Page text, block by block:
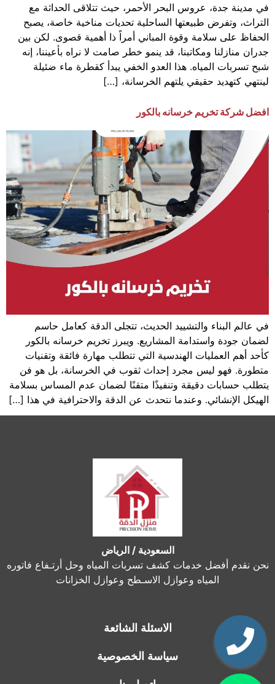
في مدينة جدة، عروس البحر الأحمر، حيث تتلاقى الحداثة مع
التراث، وتفرض طبيعتها الساحلية تحديات مناخية خاصة، يصبح
الحفاظ على سلامة وقوة المباني أمراً ذا أهمية قصوى. لكن بين
جدران منازلنا ومكاتبنا، قد ينمو خطر صامت لا نراه بأعيننا، إنه
شبح تسربات المياه. هذا العدو الخفي يبدأ كقطرة ماء ضئيلة
لينتهي كتهديد حقيقي يلتهم الخرسانة، […]
افضل شركة تخريم خرسانه بالكور
في عالم البناء والتشييد الحديث، تتجلى الدقة كعامل حاسم
لضمان جودة واستدامة المشاريع. ويبرز تخريم خرسانه بالكور
كأحد أهم العمليات الهندسية التي تتطلب مهارة فائقة وتقنيات
متطورة. فهو ليس مجرد إحداث ثقوب في الخرسانة، بل هو فن
يتطلب حسابات دقيقة وتنفيذًا متقنًا لضمان عدم المساس بسلامة
الهيكل الإنشائي. وعندما نتحدث عن الدقة والاحترافية في هذا […]
السعودية / الرياض
نحن نقدم أفضل خدمات كشف تسربات المياه وحل أرتـفاع فاتوره
المياه وعوازل الاسـطح وعوازل الخزانات
الاسئلة الشائعة
سياسة الخصوصية